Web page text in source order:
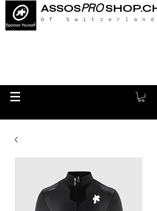
ASSOSPROSHOP.CH
Of Switzerland